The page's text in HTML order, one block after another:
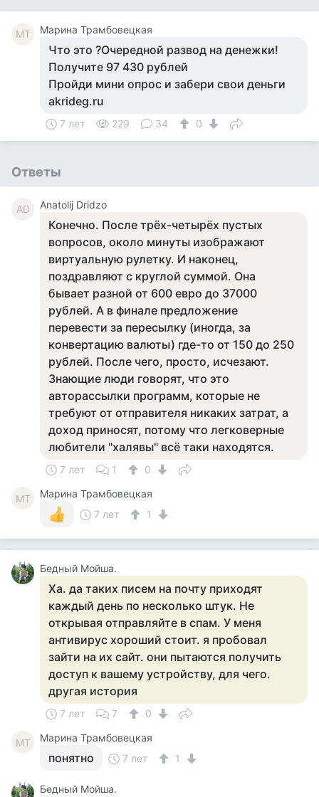
МТ Марина Трамбовецкая
Что это ?Очередной развод на денежки!
Получите 97 430 рублей
Пройди мини опрос и забери свои деньги
akrideg.ru
7 лет 229 34 0
Ответы
AD Anatolij Dridzo
Конечно. После трёх-четырёх пустых
вопросов, около минуты изображают
виртуальную рулетку. И наконец,
поздравляют с круглой суммой. Она
бывает разной от 600 евро до 37000
рублей. А в финале предложение
перевести за пересылку (иногда, за
конвертацию валюты) где-то от 150 до 250
рублей. После чего, просто, исчезают.
Знающие люди говорят, что это
авторассылки программ, которые не
требуют от отправителя никаких затрат, а
доход приносят, потому что легковерные
любители "халявы" всё таки находятся.
7 лет 1 0
МТ
Марина Трамбовецкая
7 лет
1
Бедный Мойша.
Ха. да таких писем на почту приходят
каждый день по несколько штук. Не
открывая отправляйте в спам. У меня
антивирус хороший стоит. я пробовал
зайти на их сайт. они пытаются получить
доступ к вашему устройству, для чего.
другая история
7 лет 7 0
МТ Марина Трамбовецкая
понятно 7 лет 1
Бедный Мойша.